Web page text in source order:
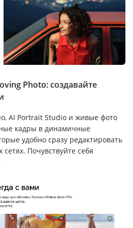
Photo: создавайте
AI Portrait Studio и живые фото
кадры в динамичные
удобно сразу редактировать
Почувствуйте себя